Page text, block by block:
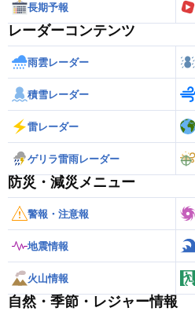
長期予報
レーダーコンテンツ
雨雲レーダー
積雪レーダー
雷レーダー
ゲリラ雷雨レーダー
防災・減災メニュー
警報・注意報
地震情報
火山情報
自然・季節・レジャー情報